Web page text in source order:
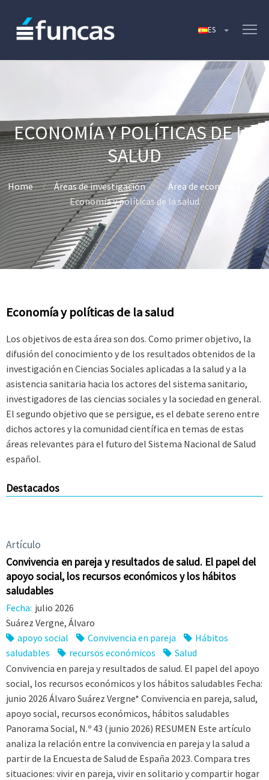
ECONOMÍA Y POLÍTICAS DE LA
SALUD
Home Áreas de investigación
Área de economía
Economía y políticas de la salud
Economía y políticas de la salud
Los objetivos de esta área son dos. Como primer objetivo, la
difusión del conocimiento y de los resultados obtenidos de la
investigación en Ciencias Sociales aplicadas a la salud y a la
asistencia sanitaria hacia los actores del sistema sanitario,
investigadores de las ciencias sociales y la sociedad en general.
El segundo objetivo que se persigue, es el debate sereno entre
dichos actores y la comunidad científica en temas de estas
áreas relevantes para el futuro del Sistema Nacional de Salud
español.
Destacados
Artículo
Convivencia en pareja y resultados de salud. El papel del
apoyo social, los recursos económicos y los hábitos
saludables
Fecha: julio 2026
Suárez Vergne, Álvaro
apoyo social
Convivencia en pareja
Hábitos
saludables
recursos económicos
Salud
Convivencia en pareja y resultados de salud. El papel del apoyo
social, los recursos económicos y los hábitos saludables Fecha:
junio 2026 Álvaro Suárez Vergne* Convivencia en pareja, salud,
apoyo social, recursos económicos, hábitos saludables
Panorama Social, N.º 43 (junio 2026) RESUMEN Este artículo
analiza la relación entre la convivencia en pareja y la salud a
partir de la Encuesta de Salud de España 2023. Compara tres
situaciones: vivir en pareja, vivir en solitario y compartir hogar